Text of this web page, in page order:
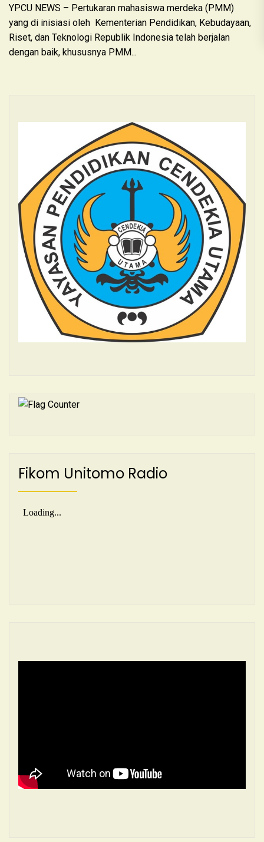
YPCU NEWS – Pertukaran mahasiswa merdeka (PMM)
yang di inisiasi oleh Kementerian Pendidikan, Kebudayaan,
Riset, dan Teknologi Republik Indonesia telah berjalan
dengan baik, khususnya PMM...
Fikom Unitomo Radio